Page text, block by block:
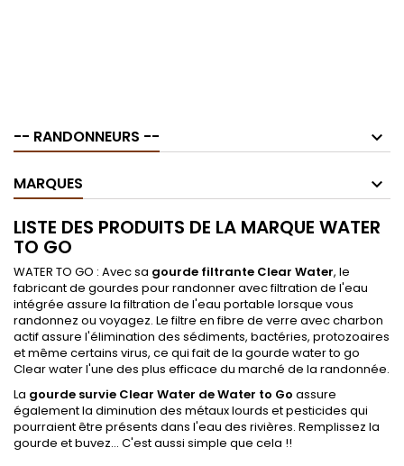
-- RANDONNEURS --
MARQUES
LISTE DES PRODUITS DE LA MARQUE WATER
TO GO
WATER TO GO : Avec sa gourde filtrante Clear Water, le
fabricant de gourdes pour randonner avec filtration de l'eau
intégrée assure la filtration de l'eau portable lorsque vous
randonnez ou voyagez. Le filtre en fibre de verre avec charbon
actif assure l'élimination des sédiments, bactéries, protozoaires
et même certains virus, ce qui fait de la gourde water to go
Clear water l'une des plus efficace du marché de la randonnée.
La gourde survie Clear Water de Water to Go assure
également la diminution des métaux lourds et pesticides qui
pourraient être présents dans l'eau des rivières. Remplissez la
gourde et buvez... C'est aussi simple que cela !!